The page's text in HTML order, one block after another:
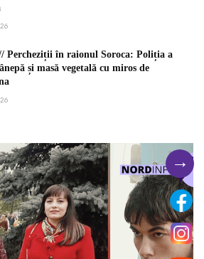
Percheziții în raionul Soroca: Poliția a
și masă vegetală cu miros de
→